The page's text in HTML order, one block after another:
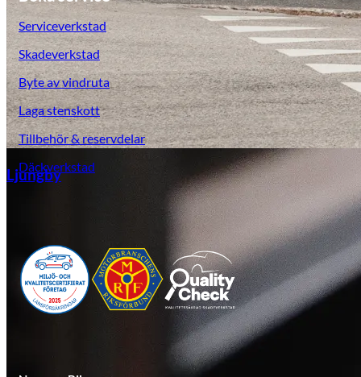
Ljungby
Serviceverkstad
Skadeverkstad
Byte av vindruta
Laga stenskott
Tillbehör & reservdelar
Däckverkstad